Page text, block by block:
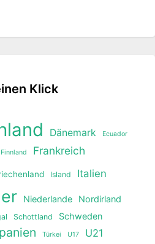
Klick
Dänemark Ecuador
Finnland Frankreich
Island Italien
Niederlande Nordirland
Schottland Schweden
Türkei U17 U21